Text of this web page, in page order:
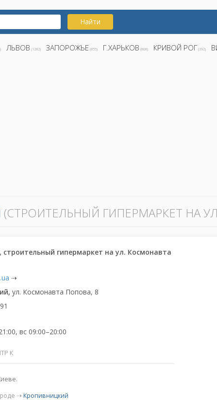
Найти
ЛЬВОВ (1282) ЗАПОРОЖЬЕ (855) Г.ХАРЬКОВ (808) КРИВОЙ РОГ (392)
(СТРОИТЕЛЬНЫЙ ГИПЕРМАРКЕТ НА
строительный гипермаркет на ул. Космонавта
⇢
ул. Космонавта Попова, 8
вс 09:00–20:00
К
⇢Кропивницкий